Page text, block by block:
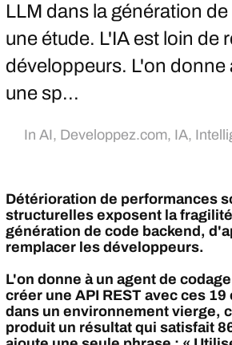
LLM dans la génération
une étude. L'IA est loin de
développeurs. L'on donne
une sp...
In AI, Developpez.com, IA,
Détérioration de performances
structurelles exposent la
génération de code backend,
remplacer les développeurs.
L'on donne à un agent de
créer une API REST avec ces
dans un environnement vierge,
produit un résultat qui satisfait